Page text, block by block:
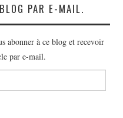
PAR E-MAIL.
abonner à ce blog et recevoir
par e-mail.